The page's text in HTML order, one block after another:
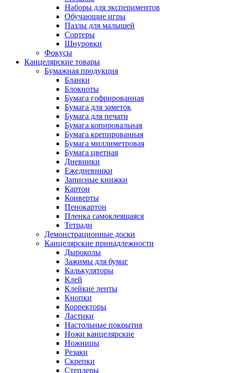
Наборы для экспериментов
Обучающие игры
Пазлы для малышей
Сортеры
Шнуровки
Фокусы
Канцелярские товары
Бумажная продукция
Бланки
Блокноты
Бумага гофрированная
Бумага для заметок
Бумага для печати
Бумага копировальная
Бумага крепированная
Бумага миллиметровая
Бумага цветная
Дневники
Ежедневники
Записные книжки
Картон
Конверты
Пенокартон
Пленка самоклеящаяся
Тетради
Демонстрационные доски
Канцелярские принадлежности
Дыроколы
Зажимы для бумаг
Калькуляторы
Клей
Клейкие ленты
Кнопки
Корректоры
Ластики
Настольные покрытия
Ножи канцелярские
Ножницы
Резаки
Скрепки
Степлеры